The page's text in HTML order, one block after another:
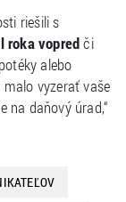
riešili s
roka vopredči
alebo
vyzerať vaše
na daňový úrad,“